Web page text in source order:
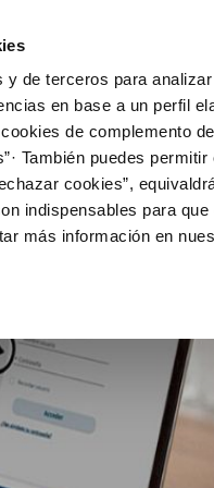
y de terceros para
en base a un perfil
de complemento
También puedes
cookies”,
indispensables para
más información en
de titular
de suministro
VER
Tu Servicio
AL CLIENTE
contacto
de fuga interior
Tu
del agua
DE GESTIÓN Y